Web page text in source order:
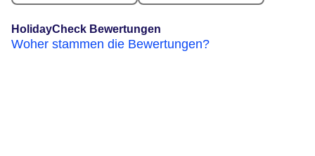
HolidayCheck Bewertungen
Woher stammen die Bewertungen?